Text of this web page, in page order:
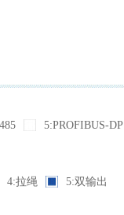
5:PROFIBUS-DP
4:拉绳 5:双输出